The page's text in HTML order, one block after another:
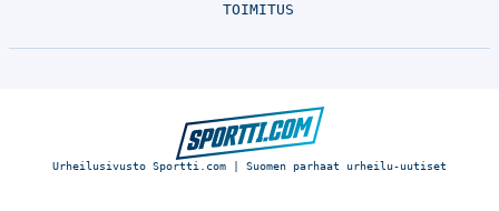
TOIMITUS
Urheilusivusto Sportti.com | Suomen parhaat urheilu-uutiset